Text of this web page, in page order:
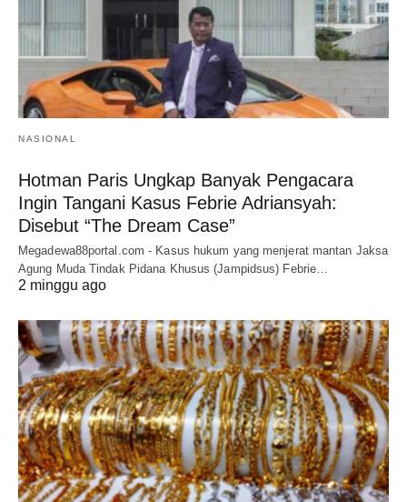
NASIONAL
Hotman Paris Ungkap Banyak Pengacara
Ingin Tangani Kasus Febrie Adriansyah:
Disebut “The Dream Case”
Megadewa88portal.com - Kasus hukum yang menjerat mantan Jaksa
Agung Muda Tindak Pidana Khusus (Jampidsus) Febrie…
2 minggu ago